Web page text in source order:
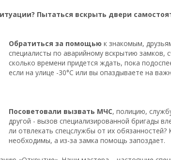
Пытаться вскрыть двери
Обратиться за помощью к знакомым,
специалисты по аварийному вскрытию замков,
сколько времени придется ждать, пока
если на улице -30°С или вы опаздываете на
Посоветовали вызвать МЧС, полицию,
другой - вызов специализированной бригады
ли отвлекать спецслужбы от их обязанностей?
необходимы, а из-за замка помощь запоздает.